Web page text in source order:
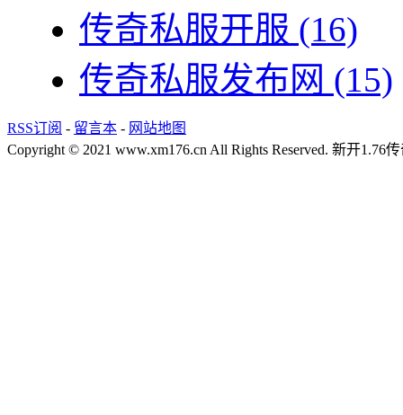
传奇私服开服 (16)
传奇私服发布网 (15)
RSS订阅 - 留言本 - 网站地图
Copyright © 2021 www.xm176.cn All Rights Reserved. 新开1.76